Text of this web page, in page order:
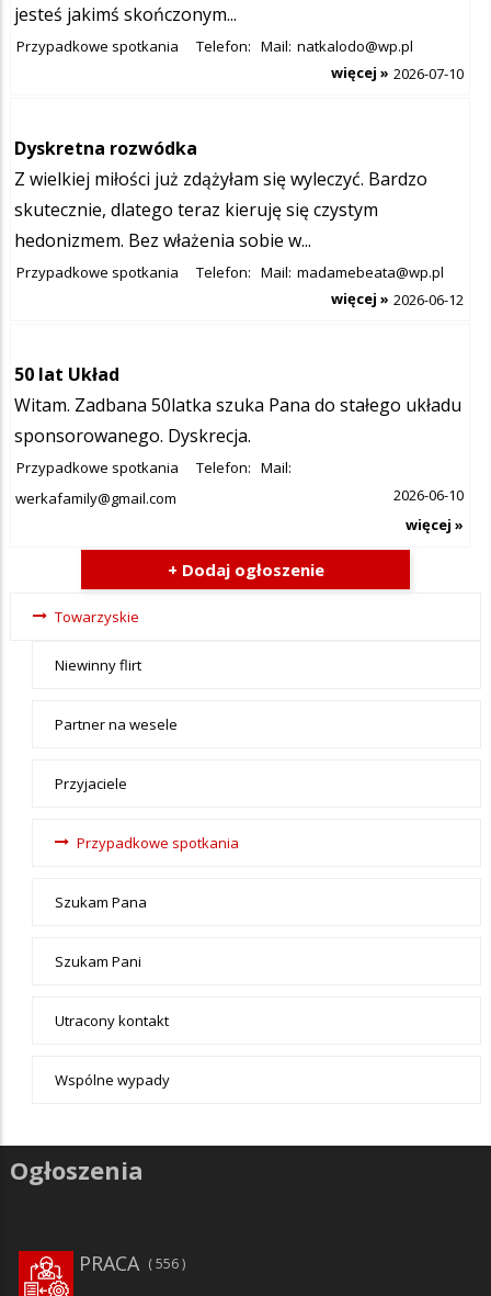
jesteś jakimś skończonym...
Przypadkowe spotkania Telefon: Mail: natkalodo@wp.pl
2026-07-10
więcej »
Dyskretna rozwódka
Z wielkiej miłości już zdążyłam się wyleczyć. Bardzo
skutecznie, dlatego teraz kieruję się czystym
hedonizmem. Bez włażenia sobie w...
Przypadkowe spotkania Telefon: Mail: madamebeata@wp.pl
2026-06-12
więcej »
50 lat Układ
Witam. Zadbana 50latka szuka Pana do stałego układu
sponsorowanego. Dyskrecja.
Przypadkowe spotkania Telefon: Mail:
werkafamily@gmail.com
2026-06-10
więcej »
+ Dodaj ogłoszenie
Ogłoszenia
menu-
Towarzyskie
Niewinny flirt
Partner na wesele
Przyjaciele
Przypadkowe spotkania
Szukam Pana
Szukam Pani
Utracony kontakt
Wspólne wypady
Ogłoszenia
PRACA 556